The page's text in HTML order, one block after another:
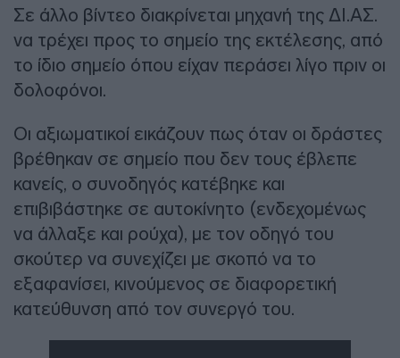
Σε άλλο βίντεο διακρίνεται μηχανή της ΔΙ.ΑΣ.
να τρέχει προς το σημείο της εκτέλεσης, από
το ίδιο σημείο όπου είχαν περάσει λίγο πριν οι
δολοφόνοι.
Οι αξιωματικοί εικάζουν πως όταν οι δράστες
βρέθηκαν σε σημείο που δεν τους έβλεπε
κανείς, ο συνοδηγός κατέβηκε και
επιβιβάστηκε σε αυτοκίνητο (ενδεχομένως
να άλλαξε και ρούχα), με τον οδηγό του
σκούτερ να συνεχίζει με σκοπό να το
εξαφανίσει, κινούμενος σε διαφορετική
κατεύθυνση από τον συνεργό του.